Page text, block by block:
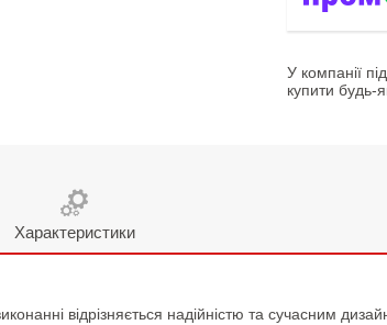
У компанії
купити будь-
Характеристики
відрізняється надійністю та сучасним